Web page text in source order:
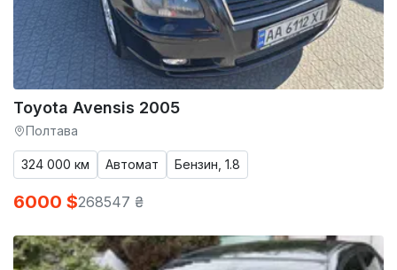
Toyota Avensis 2005
Полтава
324 000 км Автомат Бензин, 1.8
6000 $268547 ₴